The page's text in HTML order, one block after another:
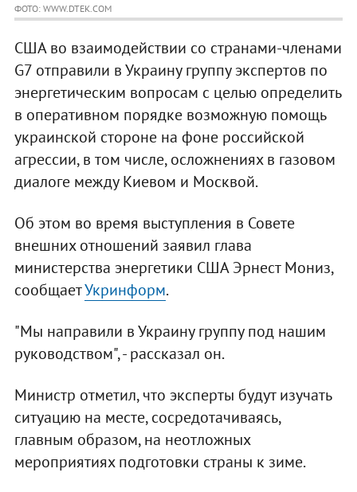
ФОТО: WWW.DTEK.COM
США во взаимодействии со странами-членами
G7 отправили в Украину группу экспертов по
энергетическим вопросам с целью определить
в оперативном порядке возможную помощь
украинской стороне на фоне российской
агрессии, в том числе, осложнениях в газовом
диалоге между Киевом и Москвой.
Об этом во время выступления в Совете
внешних отношений заявил глава
министерства энергетики США Эрнест Мониз,
сообщаетУкринформ.
"Мы направили в Украину группу под нашим
руководством", - рассказал он.
Министр отметил, что эксперты будут изучать
ситуацию на месте, сосредотачиваясь,
главным образом, на неотложных
мероприятиях подготовки страны к зиме.